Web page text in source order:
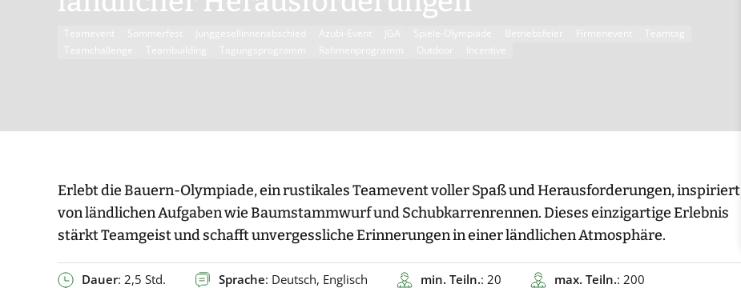
Teamevent Sommerfest Junggesellinnenabschied Azubi-Event JGA Spiele-Olympiade Betriebsfeier Firmenevent
Teamtag
Teamchallenge
Teambuilding Tagungsprogramm Rahmenprogramm Outdoor Incentive
Erlebt die Bauern-Olympiade, ein rustikales Teamevent voller Spaß und Herausforderungen, inspiriert
von ländlichen Aufgaben wie Baumstammwurf und Schubkarrenrennen. Dieses einzigartige Erlebnis
stärkt Teamgeist und schafft unvergessliche Erinnerungen in einer ländlichen Atmosphäre.
Dauer: 2,5 Std. Sprache: Deutsch, Englisch min. Teiln.: 20 max. Teiln.: 200